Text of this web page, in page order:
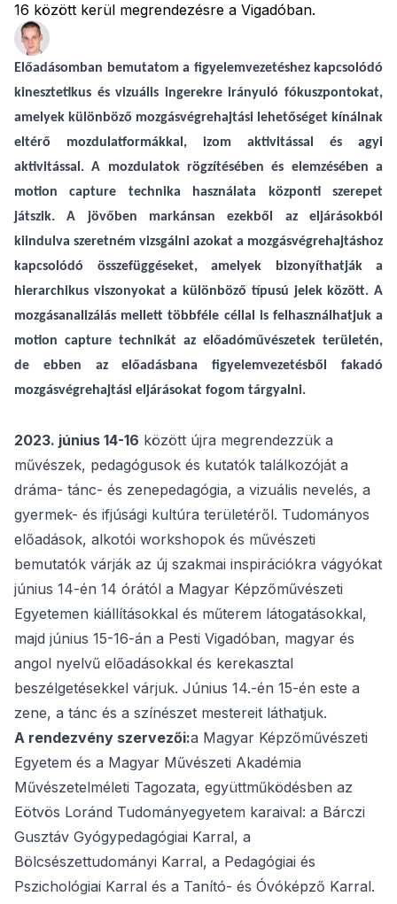
16 között kerül megrendezésre a Vigadóban.
Előadásomban bemutatom a figyelemvezetéshez kapcsolódó
kinesztetikus és vizuális ingerekre irányuló fókuszpontokat,
amelyek különböző mozgásvégrehajtási lehetőséget kínálnak
eltérő mozdulatformákkal, izom aktivitással és agyi
aktivitással. A mozdulatok rögzítésében és elemzésében a
motion capture technika használata központi szerepet
játszik. A jövőben markánsan ezekből az eljárásokból
kiindulva szeretném vizsgálni azokat a mozgásvégrehajtáshoz
kapcsolódó összefüggéseket, amelyek bizonyíthatják a
hierarchikus viszonyokat a különböző típusú jelek között. A
mozgásanalizálás mellett többféle céllal is felhasználhatjuk a
motion capture technikát az előadóművészetek területén,
de ebben az előadásbana figyelemvezetésből fakadó
mozgásvégrehajtási eljárásokat fogom tárgyalni.
2023. június 14-16 között újra megrendezzük a
művészek, pedagógusok és kutatók találkozóját a
dráma- tánc- és zenepedagógia, a vizuális nevelés, a
gyermek- és ifjúsági kultúra területéről. Tudományos
előadások, alkotói workshopok és művészeti
bemutatók várják az új szakmai inspirációkra vágyókat
június 14-én 14 órától a Magyar Képzőművészeti
Egyetemen kiállításokkal és műterem látogatásokkal,
majd június 15-16-án a Pesti Vigadóban, magyar és
angol nyelvű előadásokkal és kerekasztal
beszélgetésekkel várjuk. Június 14.-én 15-én este a
zene, a tánc és a színészet mestereit láthatjuk.
A rendezvény szervezői:a Magyar Képzőművészeti
Egyetem és a Magyar Művészeti Akadémia
Művészetelméleti Tagozata, együttműködésben az
Eötvös Loránd Tudományegyetem karaival: a Bárczi
Gusztáv Gyógypedagógiai Karral, a
Bölcsészettudományi Karral, a Pedagógiai és
Pszichológiai Karral és a Tanító- és Óvóképző Karral.